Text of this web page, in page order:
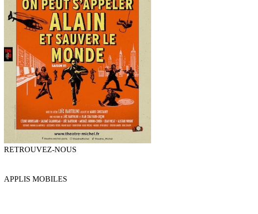
RETROUVEZ-NOUS
APPLIS MOBILES